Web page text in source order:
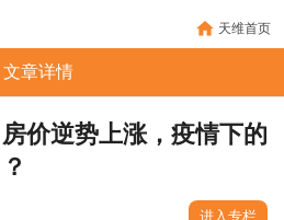
天维首页
文章详情
价逆势上涨，疫情下的
进入专栏